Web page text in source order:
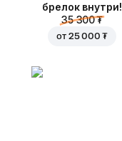
брелок внутри!
35 300 ₮
от 25 000 ₮